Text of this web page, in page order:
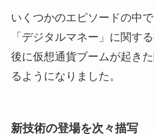
いくつかのエピソードの中
「デジタルマネー」に関す
後に仮想通貨ブームが起き
るようになりました。
新技術の登場を次々描写